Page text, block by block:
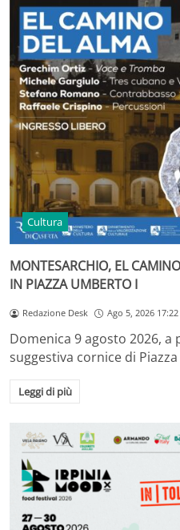
Cultura
MONTESARCHIO, EL
IN PIAZZA UMBERTO I
Redazione Desk Ago 5, 2026 17:22
Domenica 9 agosto 2026, a
suggestiva cornice di
Leggi di più